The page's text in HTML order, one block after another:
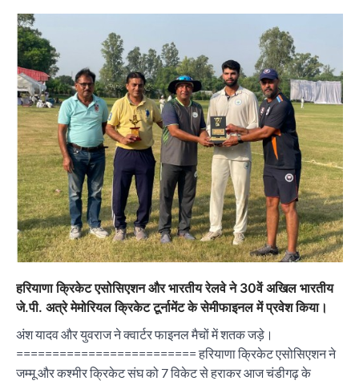
हरियाणा क्रिकेट एसोसिएशन और भारतीय रेलवे ने 30वें अखिल भारतीय
जे.पी. अत्रे मेमोरियल क्रिकेट टूर्नामेंट के सेमीफाइनल में प्रवेश किया।
अंश यादव और युवराज ने क्वार्टर फाइनल मैचों में शतक जड़े।
========================= हरियाणा क्रिकेट एसोसिएशन ने
जम्मू और कश्मीर क्रिकेट संघ को 7 विकेट से हराकर आज चंडीगढ़ के